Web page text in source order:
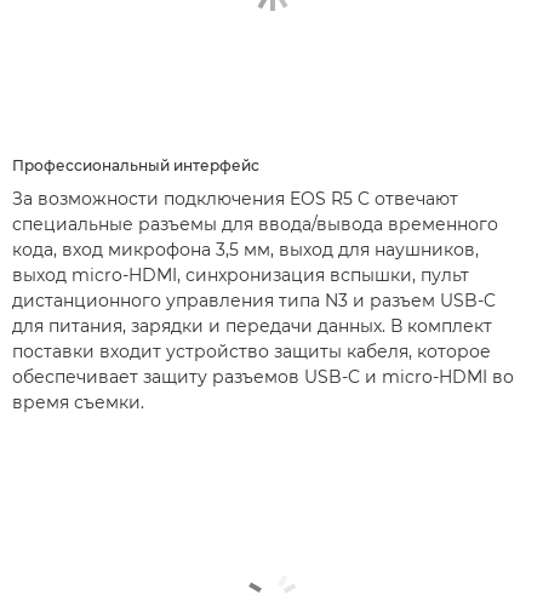
Профессиональный интерфейс
За возможности подключения EOS R5 C отвечают
специальные разъемы для ввода/вывода временного
кода, вход микрофона 3,5 мм, выход для наушников,
выход micro-HDMI, синхронизация вспышки, пульт
дистанционного управления типа N3 и разъем USB-C
для питания, зарядки и передачи данных. В комплект
поставки входит устройство защиты кабеля, которое
обеспечивает защиту разъемов USB-C и micro-HDMI во
время съемки.